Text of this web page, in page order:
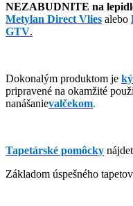
NEZABUDNITE na
Metylan Direct Vlies alebo
GTV.
Dokonalým produktom je
pripravené na okamžité
nanášanievalčekom.
Tapetárské pomôcky
Základom úspešného